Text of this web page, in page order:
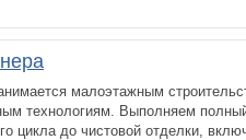
малоэтажным
технологиям. Выполняем
цикла до чистовой отделки,